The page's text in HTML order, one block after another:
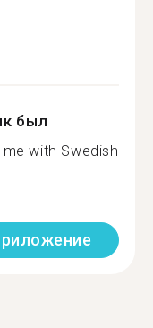
был
with Swedish